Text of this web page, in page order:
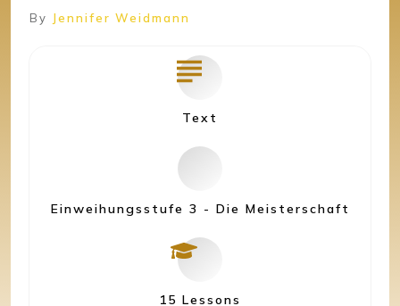
By Jennifer Weidmann
Text
Einweihungsstufe 3 - Die Meisterschaft
15 Lessons